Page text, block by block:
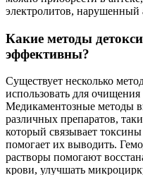
электролитов, нарушенный
Какие методы
эффективны?
Существует несколько
использовать для очищения
Медикаментозные методы
различных препаратов,
который связывает
помогает их выводить.
растворы помогают
крови, улучшать